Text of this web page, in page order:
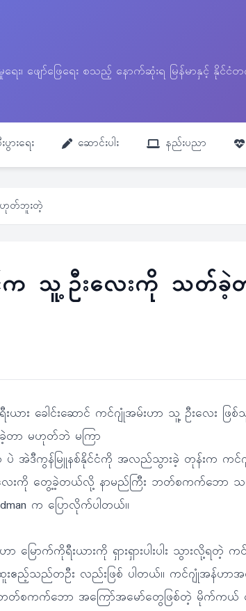
လူမှုရေး၊ ဖျော်ဖြေရေး စသည့် နောက်ဆုံးရ မြန်မာ
ပွားရေး ဆောင်းပါး နည်းပညာ
ဟုတ်ဘူးတဲ့
င်က သူ့ဦးလေးကို သတ်ခဲ့
းယား ခေါင်းဆောင် ကင်ဂျုံအမ်းဟာ သူ့ ဦးလေး ဖြ
တာ မဟုတ်ဘဲ မကြာ
ပဲ အဲဒီကွန်မြူနစ်နိုင်ငံကို အလည်သွားခဲ့ တုန်းက ကင်
ေးကို တွေ့ခဲ့တယ်လို့ နာမည်ကြီး ဘတ်စကက်ဘော သ
က ပြောလိုက်ပါတယ်။
ဟာ မြောက်ကိုရီးယားကို ရှားရှားပါးပါး သွားလို့ရတဲ့ က
ဧည့်သည်တဦး လည်းဖြစ် ပါတယ်။ ကင်ဂျုံအန်ဟာအ
စကက်ဘော အကြော်အမော်တွေဖြစ်တဲ့ မိုက်ကယ် ဂ